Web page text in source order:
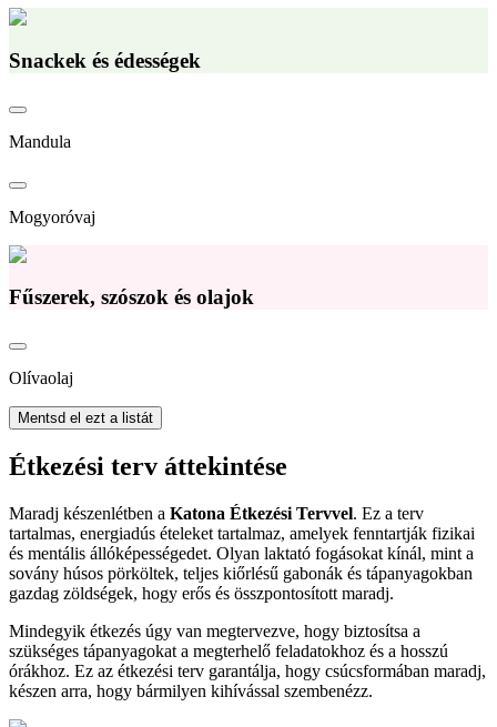
Snackek és édességek
Mandula
Mogyoróvaj
Fűszerek, szószok és olajok
Olívaolaj
Mentsd el ezt a listát
Étkezési terv áttekintése
Maradj készenlétben a Katona Étkezési Tervvel. Ez a terv
tartalmas, energiadús ételeket tartalmaz, amelyek fenntartják fizikai
és mentális állóképességedet. Olyan laktató fogásokat kínál, mint a
sovány húsos pörköltek, teljes kiőrlésű gabonák és tápanyagokban
gazdag zöldségek, hogy erős és összpontosított maradj.
Mindegyik étkezés úgy van megtervezve, hogy biztosítsa a
szükséges tápanyagokat a megterhelő feladatokhoz és a hosszú
órákhoz. Ez az étkezési terv garantálja, hogy csúcsformában maradj,
készen arra, hogy bármilyen kihívással szembenézz.